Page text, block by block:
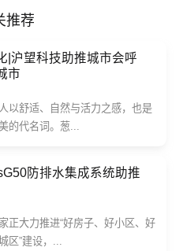
推荐
|沪望科技助推城市会呼
市
以舒适、自然与活力之感，也是
的代名词。葱...
防排水集成系统助推
正大力推进“好房子、好小区、好
区”建设，...